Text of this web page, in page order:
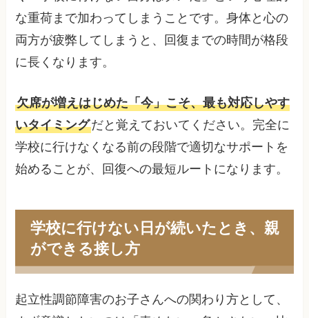
な重荷まで加わってしまうことです。身体と心の
両方が疲弊してしまうと、回復までの時間が格段
に長くなります。
欠席が増えはじめた「今」こそ、最も対応しやす
いタイミングだと覚えておいてください。完全に
学校に行けなくなる前の段階で適切なサポートを
始めることが、回復への最短ルートになります。
学校に行けない日が続いたとき、親
ができる接し方
起立性調節障害のお子さんへの関わり方として、